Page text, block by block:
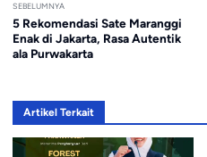
SEBELUMNYA
5 Rekomendasi Sate Maranggi
Enak di Jakarta, Rasa Autentik
ala Purwakarta
Artikel Terkait